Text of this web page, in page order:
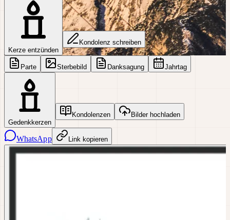
Kerze entzünden
Kondolenz schreiben
Parte Sterbebild Danksagung Jahrtag
Gedenkkerzen
Kondolenzen Bilder hochladen
WhatsApp Link kopieren